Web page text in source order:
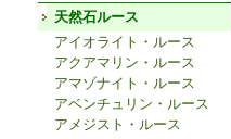
天然石ルース
アイオライト・ルース
アクアマリン・ルース
アマゾナイト・ルース
アベンチュリン・ルース
アメジスト・ルース